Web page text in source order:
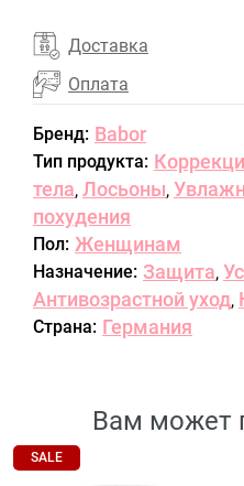
Доставка
Оплата
Бренд: Babor
Тип продукта:
тела, Лосьоны,
похудения
Пол: Женщинам
Назначение: Защита,
Антивозрастной уход,
Страна: Германия
Вам может
SALE